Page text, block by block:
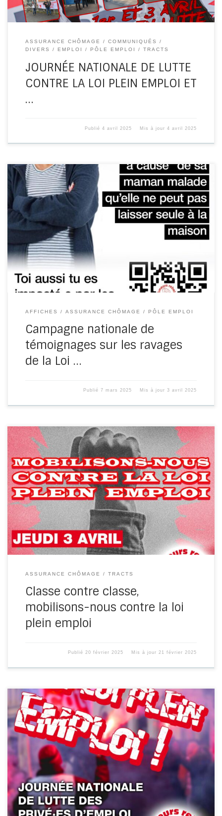
ASSURANCE CHÔMAGE
COMMUNIQUÉS
DIVERS
EMPLOI PÔLE EMPLOI TRACTS
JOURNÉE NATIONALE DE LUTTE
CONTRE LA LOI PLEIN EMPLOI ET
…
Publié4 avril 2025 Mis à jour4 avril 2025
Nous lançons une campagne nationale de témoignages
sur les ravages de la Loi Plein Emploi, dans le but de faire
AFFICHES ASSURANCE CHÔMAGE PÔLE EMPLOI
Campagne nationale de
témoignages sur les ravages
de la Loi …
Publié7 mars 2025 Mis à jour3 avril 2025
LE 03 AVRIL TOUS EN LUTTE La journée de mobilisation
nationale des Comité des travailleurs et travailleuse privé
d’emploi et […]
ASSURANCE CHÔMAGE TRACTS
Classe contre classe,
mobilisons-nous contre la loi
plein emploi
Publié20 février 2025 Mis à jour21 février 2025
POUR L’ABROGATION DE LA LOI PLEIN EMPLOI Depuis le 1er
janvier 2025, le conditionnement des allocations
chômage et du RSA […]